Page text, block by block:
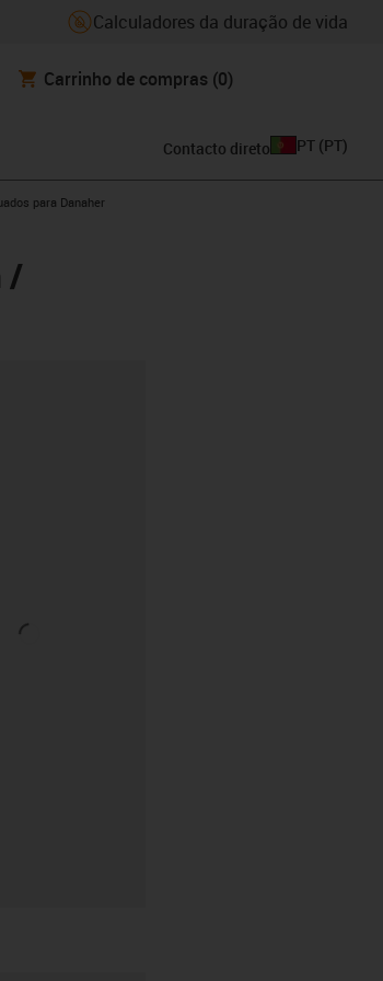
Calculadores da duração de vida
Carrinho de compras (0)
Contacto direto PT (PT)
arrow-right
para Danaher
/